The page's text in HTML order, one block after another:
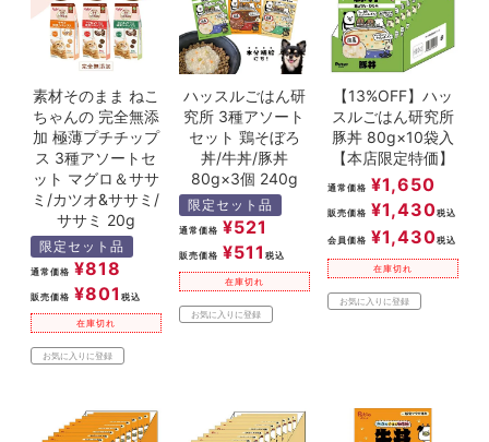
素材そのまま ねこ
ちゃんの 完全無添
加 極薄プチチップ
ス 3種アソートセ
ット マグロ＆ササ
ミ/カツオ&ササミ/
ササミ 20g
限定セット品
通常価格 ¥818
販売価格 ¥801 税込
在庫切れ
お気に入りに登録
ハッスルごはん研
究所 3種アソート
セット 鶏そぼろ
丼/牛丼/豚丼
80g×3個 240g
限定セット品
通常価格 ¥521
販売価格 ¥511 税込
在庫切れ
お気に入りに登録
【13%OFF】ハッ
スルごはん研究所
豚丼 80g×10袋入
【本店限定特価】
通常価格 ¥1,650
販売価格 ¥1,430税込
会員価格 ¥1,430税込
在庫切れ
お気に入りに登録